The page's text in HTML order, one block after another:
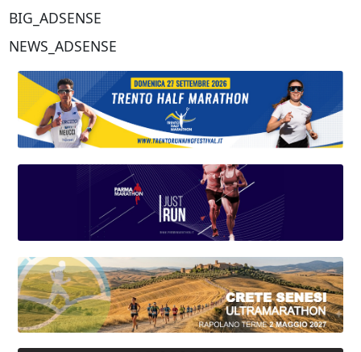
BIG_ADSENSE
NEWS_ADSENSE